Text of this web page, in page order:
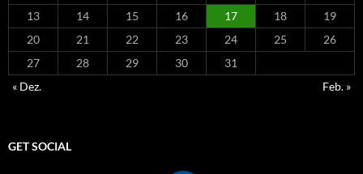
13
14 15 16 17 18
19
20
21 22 23 24 25
26
27
28 29 30
31
« Dez.
Feb. »
GET SOCIAL